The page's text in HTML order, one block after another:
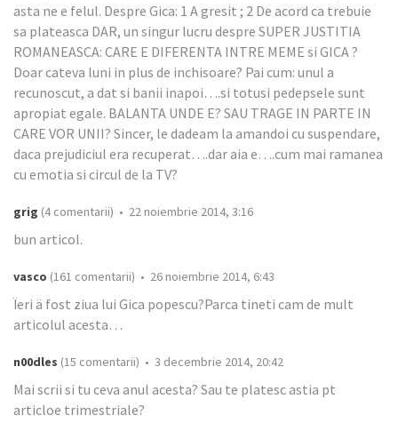
asta ne e felul. Despre Gica: 1 A gresit ; 2 De acord ca trebuie
sa plateasca DAR, un singur lucru despre SUPER JUSTITIA
ROMANEASCA: CARE E DIFERENTA INTRE MEME si GICA ?
Doar cateva luni in plus de inchisoare? Pai cum: unul a
recunoscut, a dat si banii inapoi….si totusi pedepsele sunt
apropiat egale. BALANTA UNDE E? SAU TRAGE IN PARTE IN
CARE VOR UNII? Sincer, le dadeam la amandoi cu suspendare,
daca prejudiciul era recuperat….dar aia e….cum mai ramanea
cu emotia si circul de la TV?
grig (4 comentarii) • 22 noiembrie 2014, 3:16
bun articol.
vasco (161 comentarii) • 26 noiembrie 2014, 6:43
Ïeri ä fost ziua lui Gica popescu?Parca tineti cam de mult
articolul acesta…
n00dles (15 comentarii) • 3 decembrie 2014, 20:42
Mai scrii si tu ceva anul acesta? Sau te platesc astia pt
articloe trimestriale?